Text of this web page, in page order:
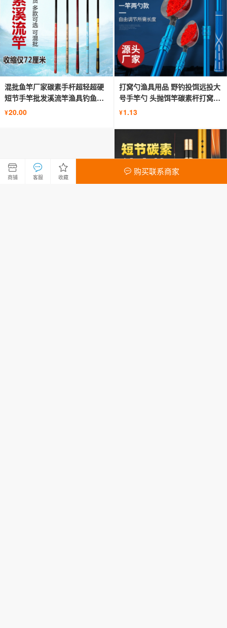
混批鱼竿厂家碳素手杆超轻超硬
短节手竿批发溪流竿渔具钓鱼套
装
¥20.00
打窝勺渔具用品 野钓投饵远投大
号手竿勺 头抛饵竿碳素杆打窝神
器
¥1.13
商铺 客服 收藏
购买联系商家